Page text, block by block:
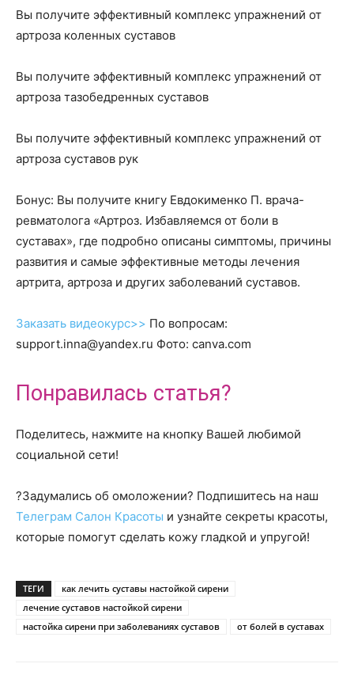
Вы получите эффективный комплекс упражнений от
артроза коленных суставов
Вы получите эффективный комплекс упражнений от
артроза тазобедренных суставов
Вы получите эффективный комплекс упражнений от
артроза суставов рук
Бонус: Вы получите книгу Евдокименко П. врача-
ревматолога «Артроз. Избавляемся от боли в
суставах», где подробно описаны симптомы, причины
развития и самые эффективные методы лечения
артрита, артроза и других заболеваний суставов.
Заказать видеокурс>> По вопросам:
support.inna@yandex.ru Фото: canva.com
Понравилась статья?
Поделитесь, нажмите на кнопку Вашей любимой
социальной сети!
?Задумались об омоложении? Подпишитесь на наш
Телеграм Салон Красоты и узнайте секреты красоты,
которые помогут сделать кожу гладкой и упругой!
ТЕГИ
как лечить суставы настойкой сирени
лечение суставов настойкой сирени
настойка сирени при заболеваниях суставов
от болей в суставах